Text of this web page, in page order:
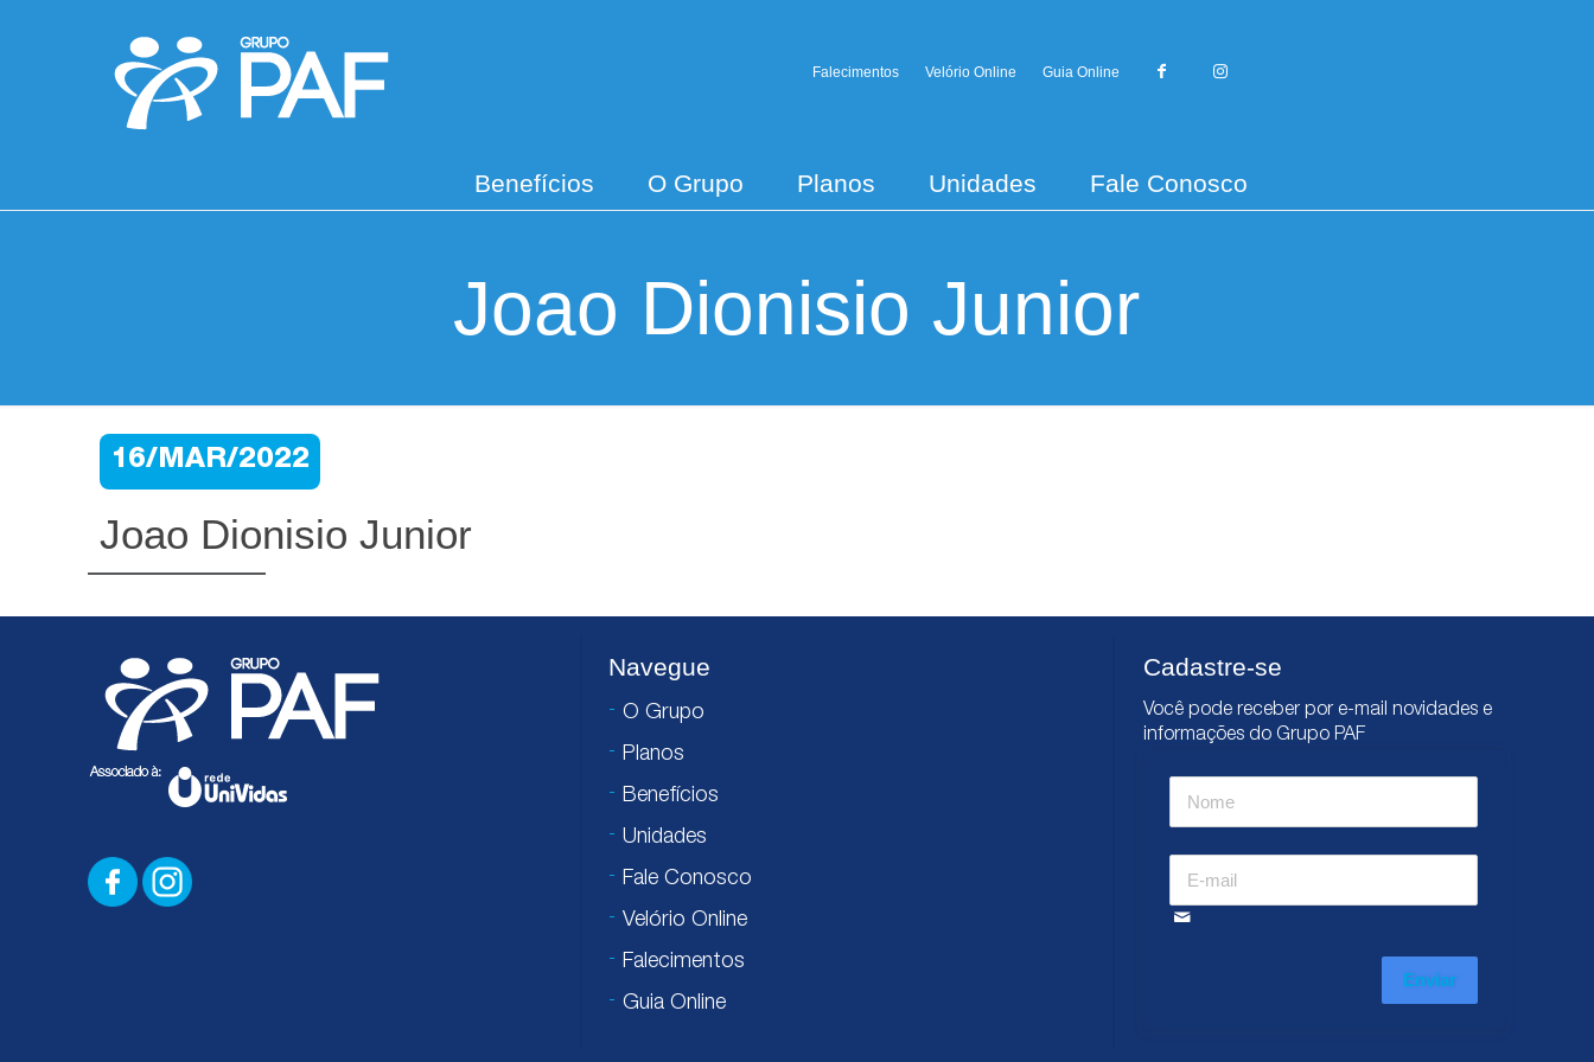
Falecimentos Velório Online Guia Online
Benefícios O Grupo Planos Unidades Fale Conosco
Joao Dionisio Junior
16/MAR/2022
Joao Dionisio Junior
Navegue
O Grupo
Planos
Benefícios
Unidades
Fale Conosco
Velório Online
Falecimentos
Guia Online
Cadastre-se
Você pode receber por e-mail novidades e
informações do Grupo PAF
Enviar